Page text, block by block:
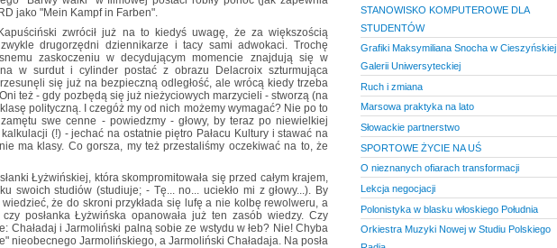
jako "Mein Kampf in Farben".
zwrócił już na to kiedyś uwagę, że za większością
drugorzędni dziennikarze i tacy sami adwokaci. Trochę
zaskoczeniu w decydującym momencie znajdują się w
w surdut i cylinder postać z obrazu Delacroix szturmująca
się już na bezpieczną odległość, ale wrócą kiedy trzeba
też - gdy pozbędą się już nieżyciowych marzycieli - stworzą (na
polityczną. I czegóż my od nich możemy wymagać? Nie po to
swe cenne - powiedzmy - głowy, by teraz po niewielkiej
kalkulacji (!) - jechać na ostatnie piętro Pałacu Kultury i stawać na
ma klasy. Co gorsza, my też przestaliśmy oczekiwać na to, że
Łyżwińskiej, która skompromitowała się przed całym krajem,
swoich studiów (studiuje; - Tę... no... uciekło mi z głowy...). By
że do skroni przykłada się lufę a nie kolbę rewolweru, a
posłanka Łyżwińska opanowała już ten zasób wiedzy. Czy
Chaładaj i Jarmoliński palną sobie ze wstydu w łeb? Nie! Chyba
nieobecnego Jarmolińskiego, a Jarmoliński Chaładaja. Na posła
STANOWISKO KOMPUTEROWE DLA
STUDENTÓW
Grafiki Maksymiliana Snocha w Cieszyńskiej
Galerii Uniwersyteckiej
Ruch i zmiana
Marsowa praktyka na lato
Słowackie partnerstwo
SPORTOWE ŻYCIE NA UŚ
O nieznanych ofiarach transformacji
Lekcja negocjacji
Polonistyka w blasku włoskiego Południa
Orkiestra Muzyki Nowej w Studiu Polskiego